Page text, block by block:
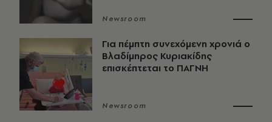
Newsroom
Για πέμπτη συνεχόμενη χρονιά ο
Βλαδίμηρος Κυριακίδης
επισκέπτεται το ΠΑΓΝΗ
Newsroom